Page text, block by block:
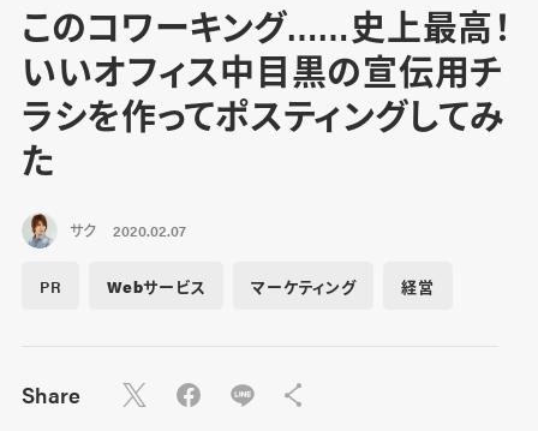
このコワーキング……史上最高！
いいオフィス中目黒の宣伝用チ
ラシを作ってポスティングしてみ
た
サク 2020.02.07
PR Webサービス マーケティング 経営
Share